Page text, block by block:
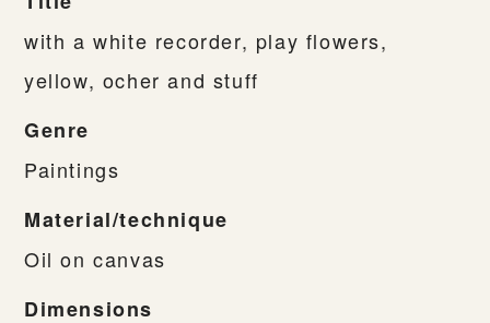
with a white recorder, play flowers,
yellow, ocher and stuff
Genre
Paintings
Material/technique
Oil on canvas
Dimensions